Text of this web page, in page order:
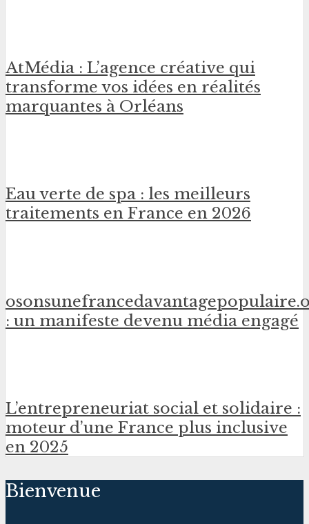
AtMédia : L’agence créative qui
transforme vos idées en réalités
marquantes à Orléans
Eau verte de spa : les meilleurs
traitements en France en 2026
: un manifeste devenu média engagé
L’entrepreneuriat social et solidaire :
moteur d’une France plus inclusive
en 2025
Bienvenue